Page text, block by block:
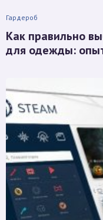
Гардероб
Как правильно
для одежды: